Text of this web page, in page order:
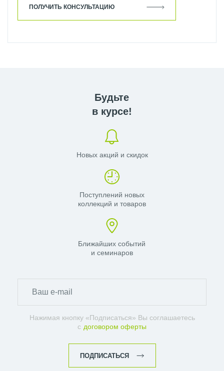
ПОЛУЧИТЬ КОНСУЛЬТАЦИЮ
Будьте
в курсе!
Новых акций и скидок
Поступлений новых
коллекций и товаров
Ближайших событий
и семинаров
Нажимая кнопку «Подписаться» Вы соглашаетесь
с договором оферты
ПОДПИСАТЬСЯ